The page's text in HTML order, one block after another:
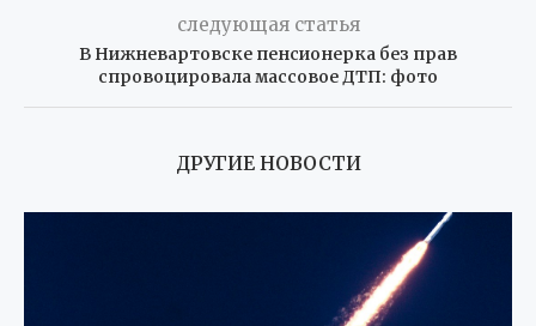
следующая статья
В Нижневартовске пенсионерка без прав
спровоцировала массовое ДТП: фото
ДРУГИЕ НОВОСТИ